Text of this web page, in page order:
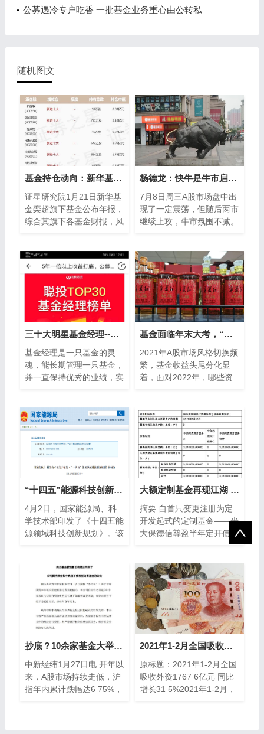
公募遇冷专户吃香 一批基金业务重心由公转私
随机图文
基金持仓动向：新华基金栾超四季度加仓这些股（名单）
证星研究院1月21日新华基
金栾超旗下基金公布年报，
综合其旗下各基金财报，风
份、天顺风能...
杨德龙：快牛是牛市启动特征后市仍然是慢牛长牛
7月8日周三A股市场盘中出
现了一定震荡，但随后两市
继续上攻，牛市氛围不减。
领指数高歌...
三十大明星基金经理--聪明投资者的组合
基金经理是一只基金的灵
魂，能长期管理一只基金，
并一直保持优秀的业绩，实
在五星，其次...
基金面临年末大考，“冠军基”呼之欲出，明年投资主线在哪？
2021年A股市场风格切换频
繁，基金收益头尾分化显
着，面对2022年，哪些资
起伏，大盘走
“十四五”能源科技创新规划出台！五大路线攻关前沿技术
4月2日，国家能源局、科
学技术部印发了《十四五能
源领域科技创新规划》。该
性文件，围绕
大额定制基金再现江湖 这只定开债一天卖了30亿
摘要 自首只变更注册为定
开发起式的定制基金——光
大保德信尊盈半年定开债成
抄底？10余家基金大举自购旗下产品，多数设锁定期
中新经纬1月27日电 开年以
来，A股市场持续走低，沪
指年内累计跌幅达6 75%，
2021年1-2月全国吸收外资1767.6亿元 同比增长31.5%
原标题：2021年1-2月全国
吸收外资1767 6亿元 同比
增长31 5%2021年1-2月，